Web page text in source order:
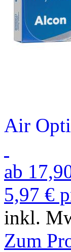
Air
ab
5,97 €
inkl.
Zum